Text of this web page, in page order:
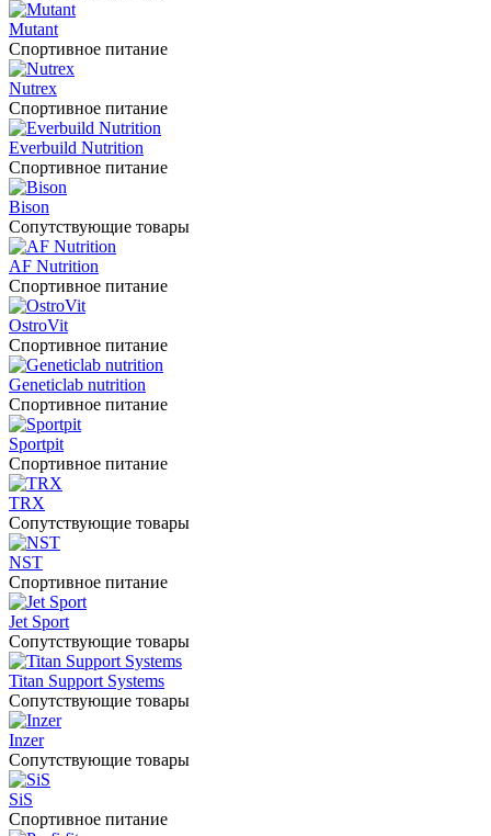
Mutant
Спортивное питание
Nutrex
Спортивное питание
Everbuild Nutrition
Спортивное питание
Bison
Сопутствующие товары
AF Nutrition
Спортивное питание
OstroVit
Спортивное питание
Geneticlab nutrition
Спортивное питание
Sportpit
Спортивное питание
TRX
Сопутствующие товары
NST
Спортивное питание
Jet Sport
Сопутствующие товары
Titan Support Systems
Сопутствующие товары
Inzer
Сопутствующие товары
SiS
Спортивное питание